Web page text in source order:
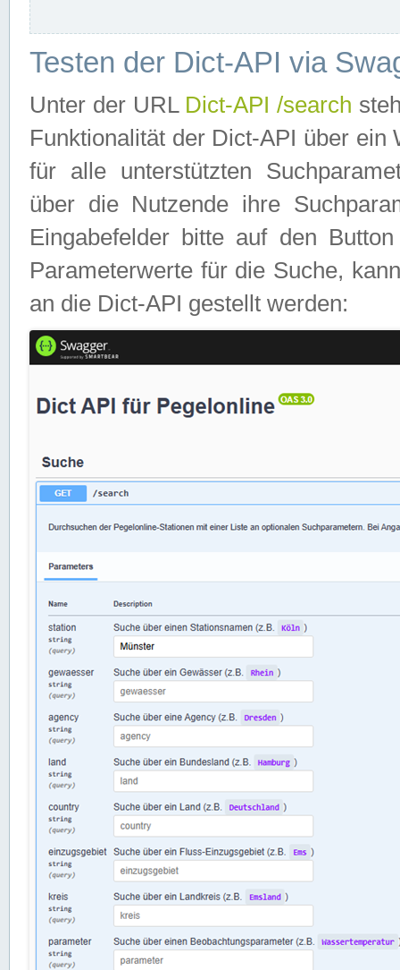
Testen der Dict-API via
Unter der URL Dict-API /search
Funktionalität der Dict-API über
für alle unterstützten
über die Nutzende ihre
Eingabefelder bitte auf den
Parameterwerte für die Suche,
an die Dict-API gestellt werden: